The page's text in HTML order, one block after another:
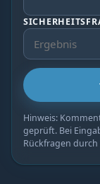
Hinweis:
geprüft. Bei
Rückfragen